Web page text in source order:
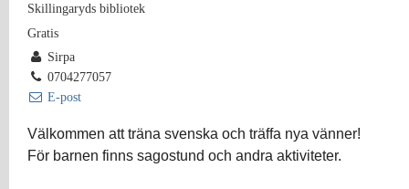
Skillingaryds bibliotek
Gratis
Sirpa
0704277057
E-post
Välkommen att träna svenska och träffa nya vänner!
För barnen finns sagostund och andra aktiviteter.